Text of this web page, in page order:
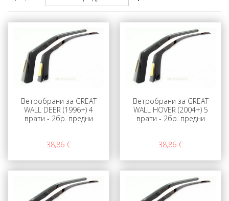
Ветробрани за GREAT
WALL DEER (1996+) 4
врати - 2бр. предни
38,86 €
Ветробрани за GREAT
WALL HOVER (2004+) 5
врати - 2бр. предни
38,86 €